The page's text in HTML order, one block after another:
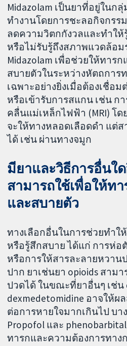
Midazolam เป็นยาที่อยู่ในก
ทำงานโดยการชะลอกิจกรร
ลดความวิตกกังวลและทำใ
หรือไม่รับรู้ถึงสภาพแวดล้อม
Midazolam เพื่อช่วยให้ทาร
สบายตัวในระหว่างหัตถการ
เฉพาะอย่างยิ่งเมื่อต้องเชื่อ
หรือเข้ารับการสแกน เช่น ก
คลื่นแม่เหล็กไฟฟ้า (MRI) โด
จะให้ทางหลอดเลือดดำ แต่
ได้ เช่น ผ่านทางจมูก
มียาและวิธีการอื่นใ
สามารถใช้เพื่อให้ท
และสบายตัว
ทางเลือกอื่นในการช่วยทำใ
หรือรู้สึกสบาย ได้แก่ การห่
หรือการให้สารละลายหวา
ปาก ยาเช่นยา opioids สาม
ปวดได้ ในขณะที่ยาอื่นๆ เช่น
dexmedetomidine อาจให้ผ
ต่อการหายใจมากเกินไป บา
Propofol และ
ทารกและความต้องการทาง